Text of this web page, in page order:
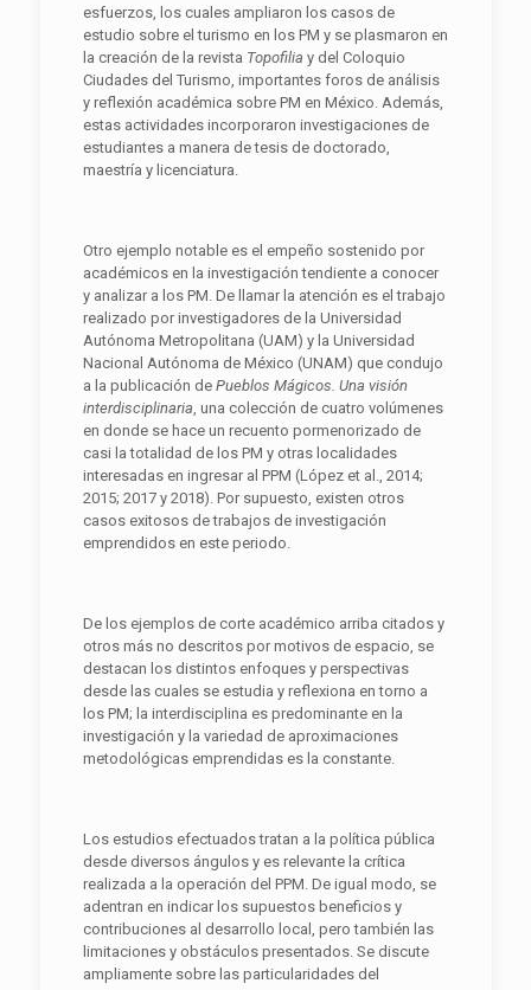
esfuerzos, los cuales ampliaron los casos de
estudio sobre el turismo en los PM y se plasmaron en
la creación de la revista Topofilia y del Coloquio
Ciudades del Turismo, importantes foros de análisis
y reflexión académica sobre PM en México. Además,
estas actividades incorporaron investigaciones de
estudiantes a manera de tesis de doctorado,
maestría y licenciatura.
Otro ejemplo notable es el empeño sostenido por
académicos en la investigación tendiente a conocer
y analizar a los PM. De llamar la atención es el trabajo
realizado por investigadores de la Universidad
Autónoma Metropolitana (UAM) y la Universidad
Nacional Autónoma de México (UNAM) que condujo
a la publicación de Pueblos Mágicos. Una visión
interdisciplinaria , una colección de cuatro volúmenes
en donde se hace un recuento pormenorizado de
casi la totalidad de los PM y otras localidades
interesadas en ingresar al PPM (López et al., 2014;
2015; 2017 y 2018). Por supuesto, existen otros
casos exitosos de trabajos de investigación
emprendidos en este periodo.
De los ejemplos de corte académico arriba citados y
otros más no descritos por motivos de espacio, se
destacan los distintos enfoques y perspectivas
desde las cuales se estudia y reflexiona en torno a
los PM; la interdisciplina es predominante en la
investigación y la variedad de aproximaciones
metodológicas emprendidas es la constante.
Los estudios efectuados tratan a la política pública
desde diversos ángulos y es relevante la crítica
realizada a la operación del PPM. De igual modo, se
adentran en indicar los supuestos beneficios y
contribuciones al desarrollo local, pero también las
limitaciones y obstáculos presentados. Se discute
ampliamente sobre las particularidades del